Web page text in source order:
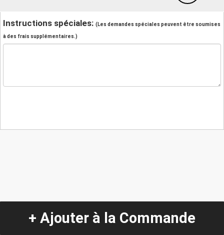
Instructions spéciales: (Les demandes spéciales peuvent être soumises
à des frais supplémentaires.)
+ Ajouter à la Commande